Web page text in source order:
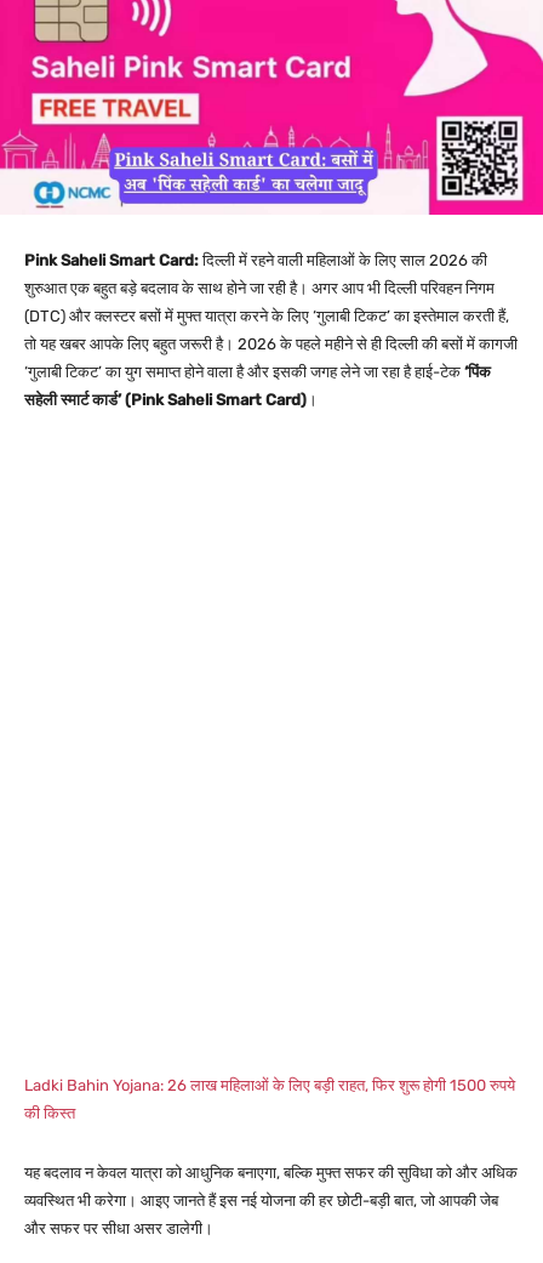
Pink Saheli Smart Card:दिल्ली में रहने वाली महिलाओं के लिए साल 2026 की
शुरुआत एक बहुत बड़े बदलाव के साथ होने जा रही है। अगर आप भी दिल्ली परिवहन निगम
(DTC) और क्लस्टर बसों में मुफ्त यात्रा करने के लिए ‘गुलाबी टिकट’ का इस्तेमाल करती हैं,
तो यह खबर आपके लिए बहुत जरूरी है। 2026 के पहले महीने से ही दिल्ली की बसों में कागजी
‘गुलाबी टिकट’ का युग समाप्त होने वाला है और इसकी जगह लेने जा रहा है हाई-टेक ‘पिंक
सहेली स्मार्ट कार्ड’ (Pink Saheli Smart Card) ।
Ladki Bahin Yojana: 26 लाख महिलाओं के लिए बड़ी राहत, फिर शुरू होगी 1500 रुपये
की किस्त
यह बदलाव न केवल यात्रा को आधुनिक बनाएगा, बल्कि मुफ्त सफर की सुविधा को और अधिक
व्यवस्थित भी करेगा। आइए जानते हैं इस नई योजना की हर छोटी-बड़ी बात, जो आपकी जेब
और सफर पर सीधा असर डालेगी।